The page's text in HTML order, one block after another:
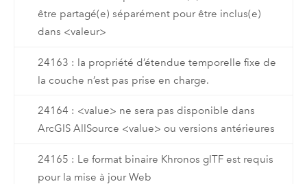
être partagé(e) séparément pour être inclus(e)
dans <valeur>
24163 : la propriété d’étendue temporelle fixe de
la couche n’est pas prise en charge.
24164 : <value> ne sera pas disponible dans
ArcGIS AllSource <value> ou versions antérieures
24165 : Le format binaire Khronos glTF est requis
pour la mise à jour Web